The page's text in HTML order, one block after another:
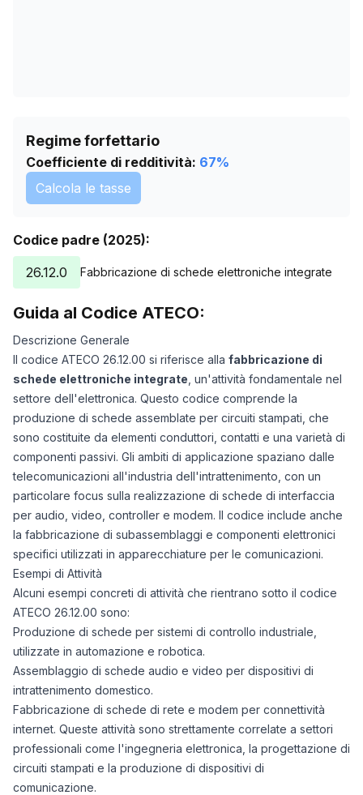
Regime forfettario
Coefficiente di redditività: 67%
Calcola le tasse
Codice padre (2025):
26.12.0
Fabbricazione di schede elettroniche integrate
Guida al Codice ATECO:
Descrizione Generale
Il codice ATECO 26.12.00 si riferisce alla fabbricazione di
schede elettroniche integrate , un'attività fondamentale nel
settore dell'elettronica. Questo codice comprende la
produzione di schede assemblate per circuiti stampati, che
sono costituite da elementi conduttori, contatti e una varietà di
componenti passivi. Gli ambiti di applicazione spaziano dalle
telecomunicazioni all'industria dell'intrattenimento, con un
particolare focus sulla realizzazione di schede di interfaccia
per audio, video, controller e modem. Il codice include anche
la fabbricazione di subassemblaggi e componenti elettronici
specifici utilizzati in apparecchiature per le comunicazioni.
Esempi di Attività
Alcuni esempi concreti di attività che rientrano sotto il codice
ATECO 26.12.00 sono:
Produzione di schede per sistemi di controllo industriale,
utilizzate in automazione e robotica.
Assemblaggio di schede audio e video per dispositivi di
intrattenimento domestico.
Fabbricazione di schede di rete e modem per connettività
internet. Queste attività sono strettamente correlate a settori
professionali come l'ingegneria elettronica, la progettazione di
circuiti stampati e la produzione di dispositivi di
comunicazione.